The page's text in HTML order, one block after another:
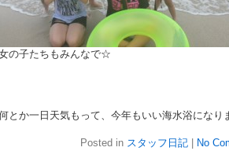
の子たちもみんなで☆
とか一日天気もって、今年もいい海水浴にな
Posted in スタッフ日記 No